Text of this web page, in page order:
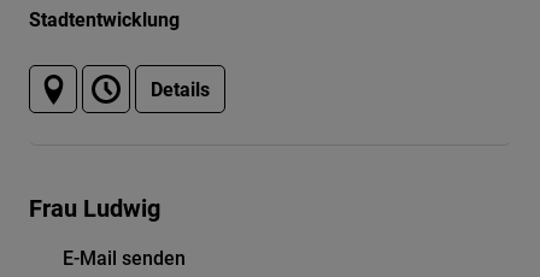
Stadtentwicklung
Details
Frau Ludwig
E-Mail senden